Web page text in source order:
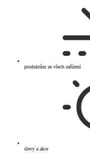
produktům ze všech zařízení
slevy a akce